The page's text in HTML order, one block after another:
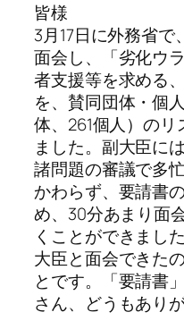
皆様
3月17日に外務省
面会し、「劣化ウ
者支援等を求める
を、賛同団体・個
体、261個人）の
ました。副大臣に
諸問題の審議で多
かわらず、要請書
め、30分あまり面
くことができまし
大臣と面会できた
とです。「要請書
さん、どうもあり